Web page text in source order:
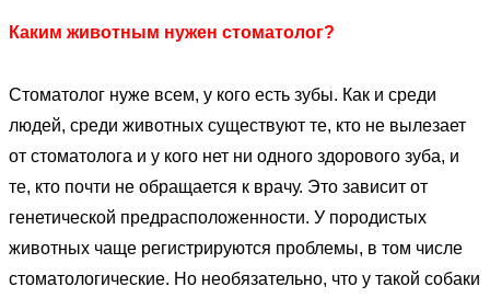
Каким животным нужен стоматолог?
Стоматолог нуже всем, у кого есть зубы. Как и среди
людей, среди животных существуют те, кто не вылезает
от стоматолога и у кого нет ни одного здорового зуба, и
те, кто почти не обращается к врачу. Это зависит от
генетической предрасположенности. У породистых
животных чаще регистрируются проблемы, в том числе
стоматологические. Но необязательно, что у такой собаки